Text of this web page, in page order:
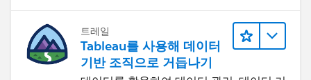
트레일
Tableau를 사용해 데이터
기반 조직으로 거듭나기